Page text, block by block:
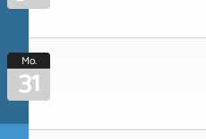
Mo.
31